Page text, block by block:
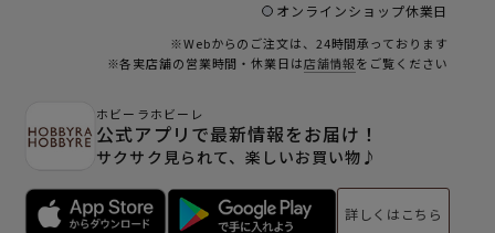
オンラインショップ休業日
※Webからのご注文は、24時間承っております
※各実店舗の営業時間・休業日は店舗情報をご覧ください
ホビーラホビーレ
公式アプリで最新情報をお届け！
サクサク見られて、楽しいお買い物♪
詳しくはこちら